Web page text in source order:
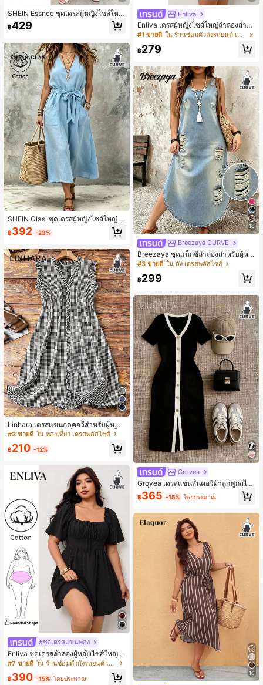
SHEIN Essnce ชุดเดรสผู้หญิงไซส์ใหญ่
ฤดูใบไม้ผลิ/ฤดูร้อน แฟชั่นลำลองหรูหร
าสบาย ใส่ได้ทุกวัน แมตช์ง่าย อเนกประ
ความยาวปานกลาง มีกระเป๋า ชุดเดรส
ลายจุดวินเทจ ชุดเดรสสำหรับมื้อกลางวั
น ชุดสำหรับออกไปข้างนอก
฿429
SHEIN Clasi ชุดเดรสผู้หญิงไซส์ใหญ่ ฤ
ดูร้อน สไตล์มินิมอล ผ้าฝ้าย คอวี ทรงหล
วม แขนกุด เหมาะสำหรับใส่ประจำวันแ
฿392 -23%
Linhara เดรสแขนกุดคอวีสำหรับผู้หญิง
พลัสไซส์ แต่งระบายที่ข้อมือและคอเสื้อ
ะจำวัน
#3 ขายดี ใน ท่องเที่ยว เดรสพลัสไซส์
฿210 -12%
#ชุดเดรสแขนพอง
Enliva ชุดเดรสลำลองผู้หญิงไซส์ใหญ่ ฤ
ดูใบไม้ผลิ/ฤดูร้อน ใหม่ สำหรับใส่ทุกวัน
ศกาลดนตรี กลับโรงเรียน เดินทางไปทำ
#7 ขายดี ใน ร้านซ่อมตัวถังรถยนต์ เดรสพลัสไซส์
฿390 -15% โดยประมาณ
Enliva
Enliva เดรสผู้หญิงไซส์ใหญ่ลำลองสำหรั
บใส่ไปทำงาน สีพื้น คอไม่สมมาตร เอวเ
รูหรา เดรสสีน้ำตาลช็อกโกแลต เดรสสี
ล เสื้อผ้าผู้หญิงฤดูใบไม้ผลิ เสื้อผ้าผู้หญิง
ฤดูใบไม้ผลิ
#1 ขายดี ใน ร้านซ่อมตัวถังรถยนต์ เดรสพลัสไซส์
฿279
16
Breezaya CURVE
Breezaya ชุดแม็กซี่ลำลองสำหรับผู้หญิ
งไซส์ใหญ่; ชุดฤดูร้อนริมทะเลสำหรับผู้ห
#3 ขายดี ใน ถัง เดรสพลัสไซส์
฿299
Grovea
Grovea เดรสแขนสั้นคอวีผ้าลูกฟูกสไต
ล์ฝรั่งเศสสำหรับผู้หญิงพลัสไซส์
฿365 -15% โดยประมาณ
10